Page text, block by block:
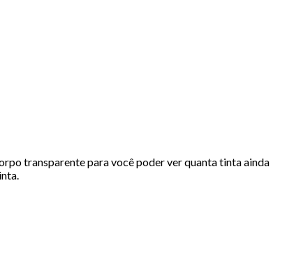
transparente para você poder ver quanta tinta ainda